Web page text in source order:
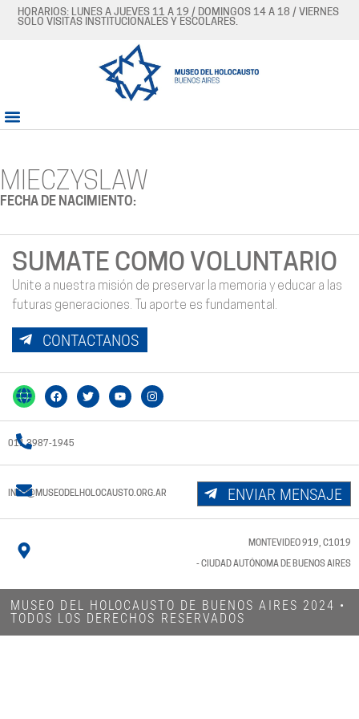
HORARIOS: LUNES A JUEVES 11 A 19 / DOMINGOS 14 A 18 / VIERNES
SÓLO VISITAS INSTITUCIONALES Y ESCOLARES.
MIECZYSLAW
FECHA DE NACIMIENTO:
SUMATE COMO VOLUNTARIO
Unite a nuestra misión de preservar la memoria y educar a las
futuras generaciones. Tu aporte es fundamental.
CONTACTANOS
011 3987-1945
INFO@MUSEODELHOLOCAUSTO.ORG.AR ENVIAR MENSAJE
MONTEVIDEO 919, C1019
- CIUDAD AUTÓNOMA DE BUENOS AIRES
MUSEO DEL HOLOCAUSTO DE BUENOS AIRES 2024​ •
TODOS LOS DERECHOS RESERVADOS